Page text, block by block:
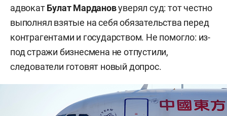
адвокатБулат Мардановуверял суд: тот честно
выполнял взятые на себя обязательства перед
контрагентами и государством. Не помогло: из-
под стражи бизнесмена не отпустили,
следователи готовят новый допрос.